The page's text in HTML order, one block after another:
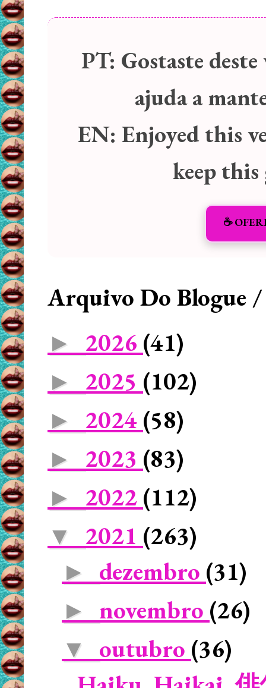
PT: Gostaste
ajuda a
EN: Enjoyed this
keep
☕️
Arquivo Do Blogue
► 2026 (41)
► 2025 (102)
► 2024 (58)
► 2023 (83)
► 2022 (112)
▼ 2021 (263)
► dezembro (31)
► novembro (26)
▼ outubro (36)